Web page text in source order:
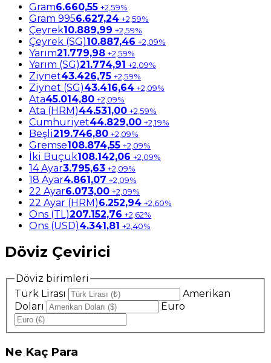
Gram6.660,55 +2,59%
Gram 9956.627,24 +2,59%
Çeyrek10.889,99 +2,59%
Çeyrek (SG)10.887,46 +2,09%
Yarım21.779,98 +2,59%
Yarım (SG)21.774,91 +2,09%
Ziynet43.426,75 +2,59%
Ziynet (SG)43.416,64 +2,09%
Ata45.014,80 +2,09%
Ata (HRM)44.531,00 +2,59%
Cumhuriyet44.829,00 +2,19%
Beşli219.746,80 +2,09%
Gremse108.874,55 +2,09%
İki Buçuk108.142,06 +2,09%
14 Ayar3.795,63 +2,09%
18 Ayar4.861,07 +2,09%
22 Ayar6.073,00 +2,09%
22 Ayar (HRM)6.252,94 +2,60%
Ons (TL)207.152,76 +2,62%
Ons (USD)4.341,81 +2,40%
Döviz Çevirici
Döviz birimleri
Türk Lirası
Amerikan
Doları
Euro
Ne Kaç Para